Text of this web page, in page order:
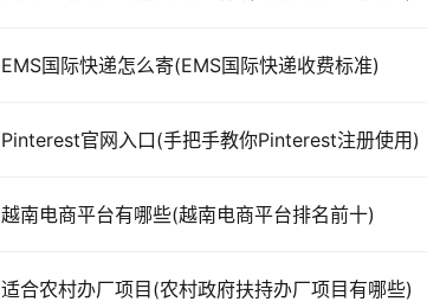
EMS国际快递怎么寄(EMS国际快递收费标准)
Pinterest官网入口(手把手教你Pinterest注册使用)
越南电商平台有哪些(越南电商平台排名前十)
适合农村办厂项目(农村政府扶持办厂项目有哪些)